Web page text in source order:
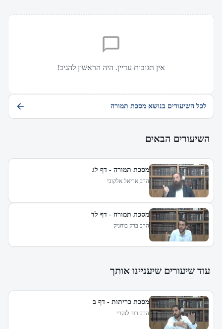
אין תגובות עדיין. היה הראשון להגיב!
לכל השיעורים בנושא מסכת תמורה
השיעורים הבאים
מסכת תמורה - דף לג
הרב אריאל אלקובי
מסכת תמורה - דף לד
הרב ברק בוחניק
עוד שיעורים שיעניינו אותך
מסכת כריתות - דף ב
הרב דוד לנקרי